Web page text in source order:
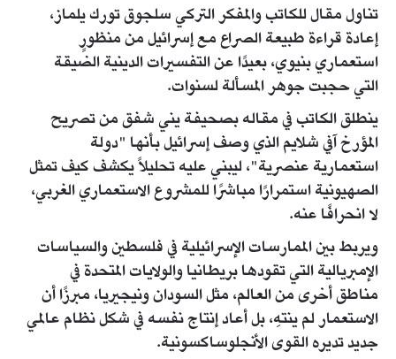
تناول مقال للكاتب والمفكر التركي سلجوق تورك يلماز،
إعادة قراءة طبيعة الصراع مع إسرائيل من منظورٍ
استعماري بنيوي، بعيدًا عن التفسيرات الدينية الضيقة
التي حجبت جوهر المسألة لسنوات.
ينطلق الكاتب في مقاله بصحيفة يني شفق من تصريح
المؤرخ آفي شلايم الذي وصف إسرائيل بأنها "دولة
استعمارية عنصرية"، ليبني عليه تحليلاً يكشف كيف تمثل
الصهيونية استمرارًا مباشرًا للمشروع الاستعماري الغربي،
لا انحرافًا عنه.
ويربط بين الممارسات الإسرائيلية في فلسطين والسياسات
الإمبريالية التي تقودها بريطانيا والولايات المتحدة في
مناطق أخرى من العالم، مثل السودان ونيجيريا، مبرزًا أن
الاستعمار لم ينتهِ، بل أعاد إنتاج نفسه في شكل نظام عالمي
جديد تديره القوى الأنجلوساكسونية.